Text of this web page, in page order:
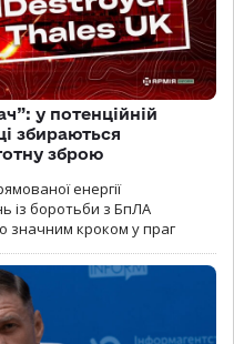
у потенційній
збираються
зброю
енергії
із боротьби з БпЛА
значним кроком у праг